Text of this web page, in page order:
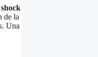
shock
de la
Una